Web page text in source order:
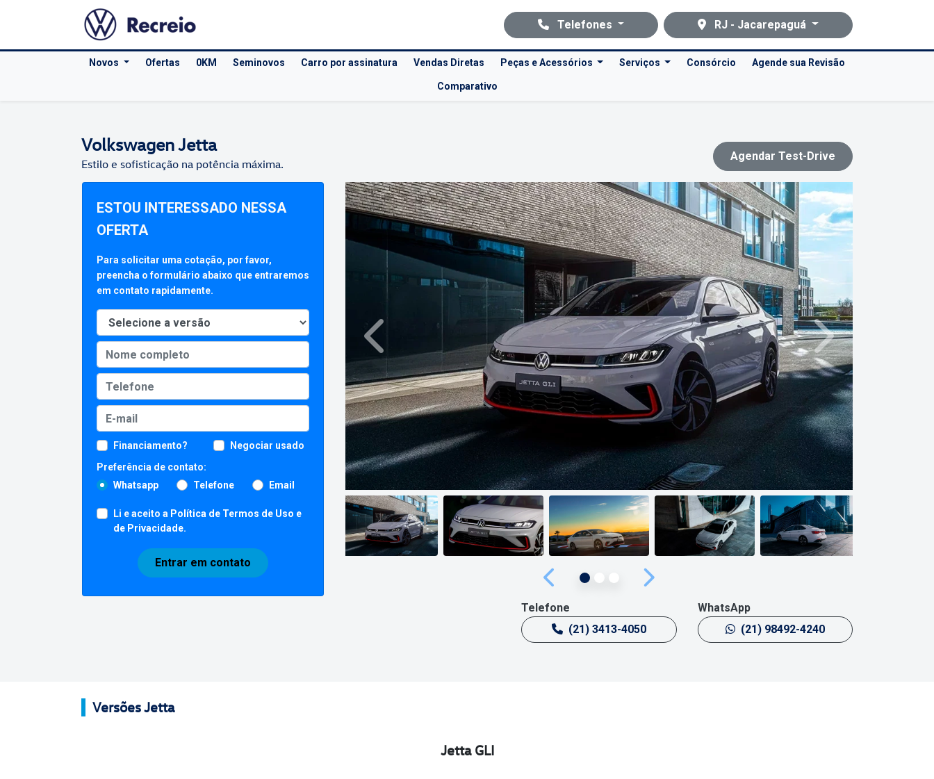
Telefones RJ - Jacarepaguá
Novos Ofertas 0KM Seminovos Carro por assinatura Vendas Diretas Peças e Acessórios Serviços Consórcio Agende sua Revisão
Comparativo
VolkswagenJetta
Estilo e sofisticação na potência máxima.
Agendar Test-Drive
ESTOU INTERESSADO NESSA
OFERTA
Para solicitar uma cotação, por favor,
preencha o formulário abaixo que entraremos
em contato rapidamente.
Financiamento?
Negociar usado
Preferência de contato:
Whatsapp
Telefone Email
Li e aceito a Política de Termos de Uso e
de Privacidade.
Entrar em contato
Anterior Próximo
Anterior Próximo
Telefone
(21) 3413-4050
WhatsApp
(21) 98492-4240
Versões Jetta
Jetta GLI